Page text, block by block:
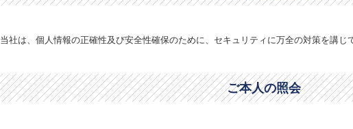
当社は、個人情報の正確性及び安全性確保のために、セキュリティに万全の対策を講じ
ご本人の照会